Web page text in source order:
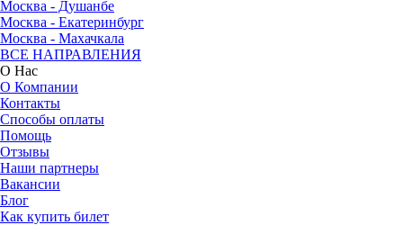
Москва - Душанбе
Москва - Екатеринбург
Москва - Махачкала
ВСЕ НАПРАВЛЕНИЯ
О Нас
О Компании
Контакты
Способы оплаты
Помощь
Отзывы
Наши партнеры
Вакансии
Блог
Как купить билет